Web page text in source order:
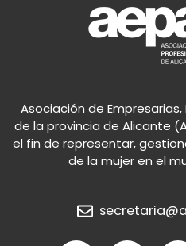
Asociación de
de la provincia de Alicante
el fin de representar,
de la mujer en el